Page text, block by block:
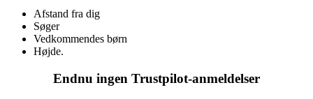
Afstand fra dig
Søger
Vedkommendes børn
Højde.
Endnu ingen Trustpilot-anmeldelser